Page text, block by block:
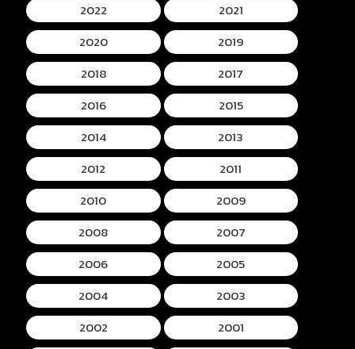
2022
2021
2020
2019
2018
2017
2016
2015
2014
2013
2012
2011
2010
2009
2008
2007
2006
2005
2004
2003
2002
2001